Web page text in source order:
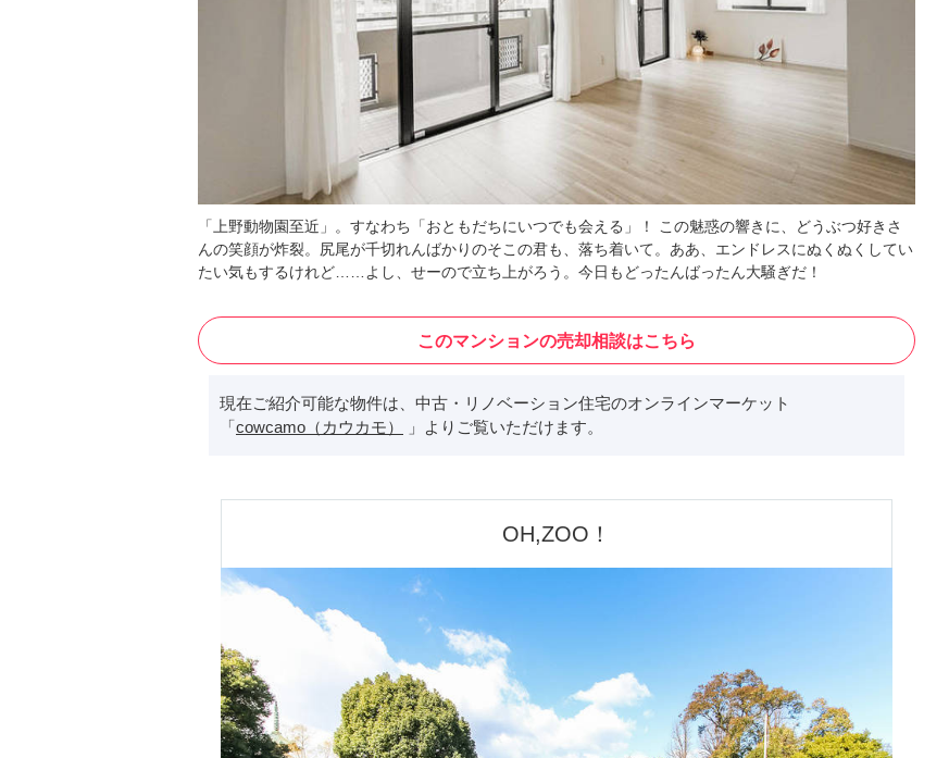
「上野動物園至近」。すなわち「おともだちにいつでも会える」！ この魅惑の響きに、どうぶつ好きさ
んの笑顔が炸裂。尻尾が千切れんばかりのそこの君も、落ち着いて。ああ、エンドレスにぬくぬくしてい
たい気もするけれど……よし、せーので立ち上がろう。今日もどったんばったん大騒ぎだ！
このマンションの売却相談はこちら
現在ご紹介可能な物件は、中古・リノベーション住宅のオンラインマーケット
「cowcamo（カウカモ） 」よりご覧いただけます。
OH,ZOO！